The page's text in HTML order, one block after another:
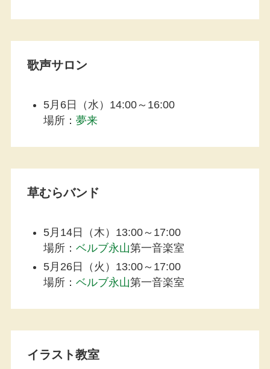
歌声サロン
5月6日（水）14:00～16:00
場所： 夢来
草むらバンド
5月14日（木）13:00～17:00
場所： ベルブ永山第一音楽室
5月26日（火）13:00～17:00
場所： ベルブ永山第一音楽室
イラスト教室